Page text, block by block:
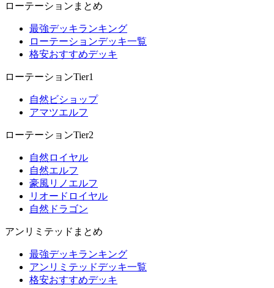
ローテーションまとめ
最強デッキランキング
ローテーションデッキ一覧
格安おすすめデッキ
ローテーションTier1
自然ビショップ
アマツエルフ
ローテーションTier2
自然ロイヤル
自然エルフ
豪風リノエルフ
リオードロイヤル
自然ドラゴン
アンリミテッドまとめ
最強デッキランキング
アンリミテッドデッキ一覧
格安おすすめデッキ